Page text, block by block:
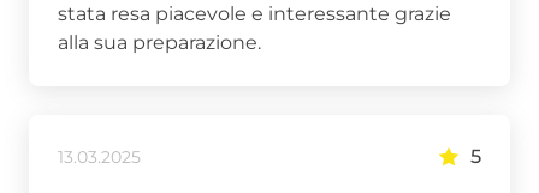
stata resa piacevole e interessante grazie
alla sua preparazione.
13.03.2025 5